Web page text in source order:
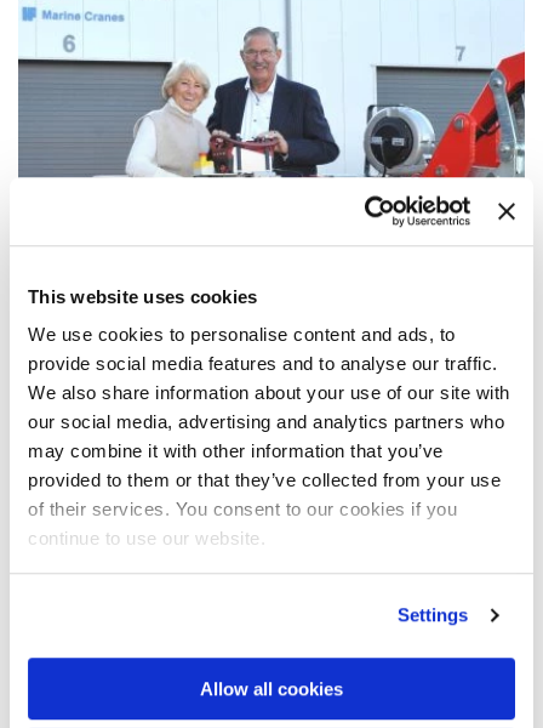
This website uses cookies
We use cookies to personalise content and ads, to
provide social media features and to analyse our traffic.
We also share information about your use of our site with
our social media, advertising and analytics partners who
may combine it with other information that you’ve
provided to them or that they’ve collected from your use
of their services. You consent to our cookies if you
continue to use our website.
Settings
Allow all cookies
14-04-2022
Fassi et Nord-Kran AS, 40 ans
ensemble
Lire l’article